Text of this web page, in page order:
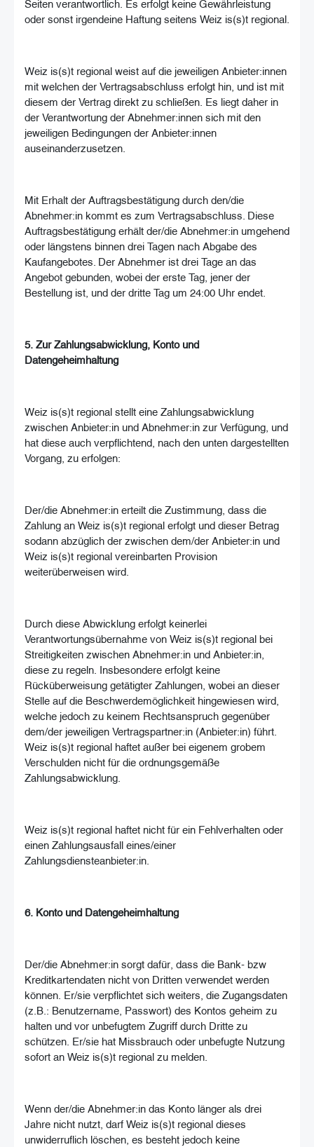
Seiten verantwortlich. Es erfolgt keine Gewährleistung
oder sonst irgendeine Haftung seitens Weiz is(s)t regional.
Weiz is(s)t regional weist auf die jeweiligen Anbieter:innen
mit welchen der Vertragsabschluss erfolgt hin, und ist mit
diesem der Vertrag direkt zu schließen. Es liegt daher in
der Verantwortung der Abnehmer:innen sich mit den
jeweiligen Bedingungen der Anbieter:innen
auseinanderzusetzen.
Mit Erhalt der Auftragsbestätigung durch den/die
Abnehmer:in kommt es zum Vertragsabschluss. Diese
Auftragsbestätigung erhält der/die Abnehmer:in umgehend
oder längstens binnen drei Tagen nach Abgabe des
Kaufangebotes. Der Abnehmer ist drei Tage an das
Angebot gebunden, wobei der erste Tag, jener der
Bestellung ist, und der dritte Tag um 24:00 Uhr endet.
5. Zur Zahlungsabwicklung, Konto und
Datengeheimhaltung
Weiz is(s)t regional stellt eine Zahlungsabwicklung
zwischen Anbieter:in und Abnehmer:in zur Verfügung, und
hat diese auch verpflichtend, nach den unten dargestellten
Vorgang, zu erfolgen:
Der/die Abnehmer:in erteilt die Zustimmung, dass die
Zahlung an Weiz is(s)t regional erfolgt und dieser Betrag
sodann abzüglich der zwischen dem/der Anbieter:in und
Weiz is(s)t regional vereinbarten Provision
weiterüberweisen wird.
Durch diese Abwicklung erfolgt keinerlei
Verantwortungsübernahme von Weiz is(s)t regional bei
Streitigkeiten zwischen Abnehmer:in und Anbieter:in,
diese zu regeln. Insbesondere erfolgt keine
Rücküberweisung getätigter Zahlungen, wobei an dieser
Stelle auf die Beschwerdemöglichkeit hingewiesen wird,
welche jedoch zu keinem Rechtsanspruch gegenüber
dem/der jeweiligen Vertragspartner:in (Anbieter:in) führt.
Weiz is(s)t regional haftet außer bei eigenem grobem
Verschulden nicht für die ordnungsgemäße
Zahlungsabwicklung.
Weiz is(s)t regional haftet nicht für ein Fehlverhalten oder
einen Zahlungsausfall eines/einer
Zahlungsdiensteanbieter:in.
6. Konto und Datengeheimhaltung
Der/die Abnehmer:in sorgt dafür, dass die Bank- bzw
Kreditkartendaten nicht von Dritten verwendet werden
können. Er/sie verpflichtet sich weiters, die Zugangsdaten
(z.B.: Benutzername, Passwort) des Kontos geheim zu
halten und vor unbefugtem Zugriff durch Dritte zu
schützen. Er/sie hat Missbrauch oder unbefugte Nutzung
sofort an Weiz is(s)t regional zu melden.
Wenn der/die Abnehmer:in das Konto länger als drei
Jahre nicht nutzt, darf Weiz is(s)t regional dieses
unwiderruflich löschen, es besteht jedoch keine